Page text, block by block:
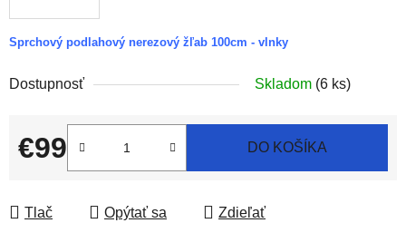
Sprchový podlahový nerezový žľab 100cm - vlnky
Dostupnosť Skladom (6 ks)
€99
Jednotková cena:
DO KOŠÍKA
Tlač Opýtať sa Zdieľať